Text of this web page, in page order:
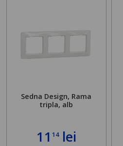
Sedna Design, Rama
tripla, alb
11 14lei